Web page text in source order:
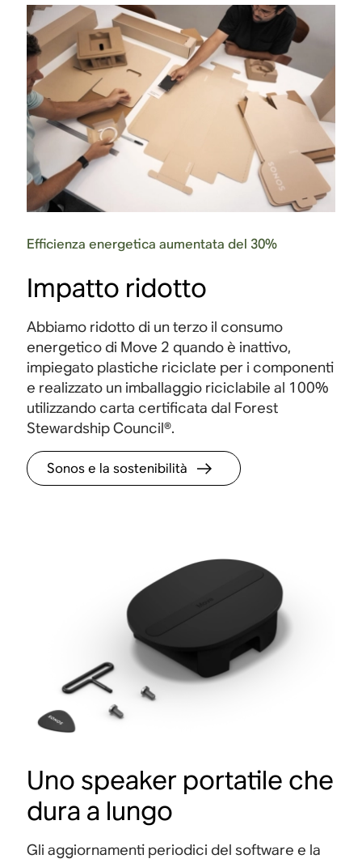
I comandi touch intuitivi consentono un controllo
rapido e senza bisogno di schermo. Basta
toccare o scorrere per riprodurre, mettere in
pausa, regolare il volume e raggruppare i tuoi
altoparlanti Sonos.
Efficienza energetica aumentata del 30%
Impatto ridotto
Abbiamo ridotto di un terzo il consumo
energetico di Move 2 quando è inattivo,
impiegato plastiche riciclate per i componenti
e realizzato un imballaggio riciclabile al 100%
utilizzando carta certificata dal Forest
Stewardship Council®.
Sonos e la sostenibilità
Uno speaker portatile che
dura a lungo
Gli aggiornamenti periodici del software e la